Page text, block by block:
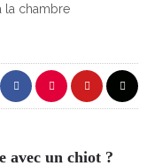
la chambre
avec un chiot ?